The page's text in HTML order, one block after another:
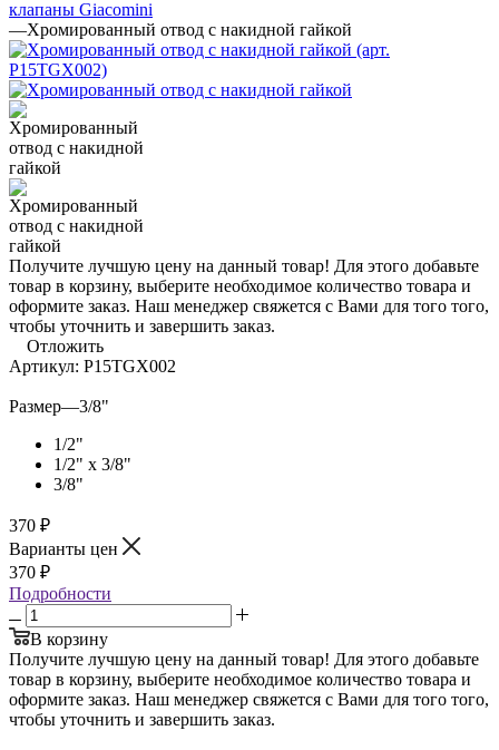
клапаны Giacomini
—Хромированный отвод с накидной гайкой
Получите лучшую цену на данный товар! Для этого добавьте
товар в корзину, выберите необходимое количество товара и
оформите заказ. Наш менеджер свяжется с Вами для того того,
чтобы уточнить и завершить заказ.
Отложить
Артикул: P15TGX002
Размер—3/8"
1/2"
1/2" x 3/8"
3/8"
370 ₽
Варианты цен
370 ₽
Подробности
В корзину
Получите лучшую цену на данный товар! Для этого добавьте
товар в корзину, выберите необходимое количество товара и
оформите заказ. Наш менеджер свяжется с Вами для того того,
чтобы уточнить и завершить заказ.